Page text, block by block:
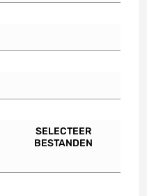
SELECTEER
BESTANDEN